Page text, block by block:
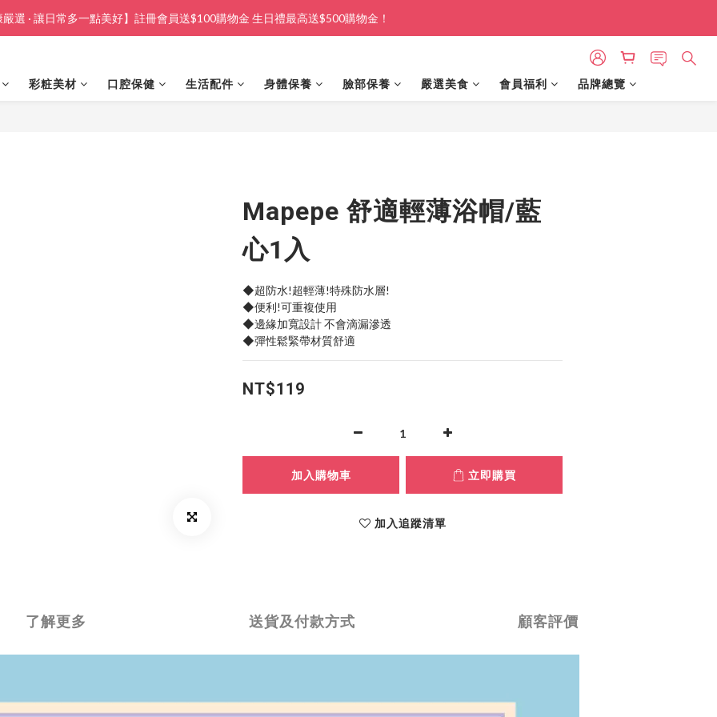
選 · 讓日常多一點美好】註冊會員送$100購物金 生日禮最高送$500購物金！
彩粧美材 口腔保健 生活配件 身體保養 臉部保養 嚴選美食 會員福利 品牌總覽
Mapepe 舒適輕薄浴帽/藍
心1入
◆超防水!超輕薄!特殊防水層!
◆便利!可重複使用
◆邊緣加寬設計 不會滴漏滲透
◆彈性鬆緊帶材質舒適
NT$119
加入購物車 立即購買
加入追蹤清單
了解更多 送貨及付款方式 顧客評價